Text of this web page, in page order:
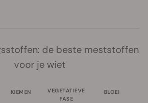
de beste meststoffen
voor je wiet
KIEMEN
VEGETATIEVE
FASE
BLOEI